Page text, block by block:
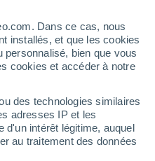
Dans ce cas, nous
installés, et que les cookies
bien que vous
cookies et accéder à notre
des technologies similaires
adresses IP et les
d'un intérêt légitime, auquel
au traitement des données